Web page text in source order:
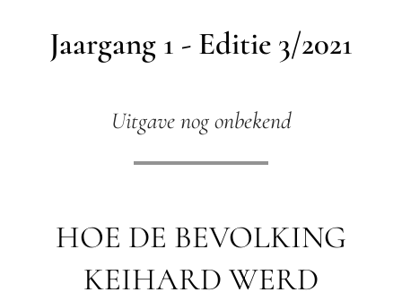
Jaargang 1 - Editie 3/2021
Uitgave nog onbekend
HOE DE BEVOLKING
KEIHARD WERD